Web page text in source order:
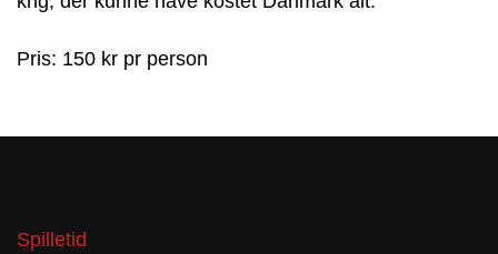
Pris: 150 kr pr person
Spilletid